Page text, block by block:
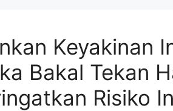
Keyakinan
Bakal Tekan
Risiko